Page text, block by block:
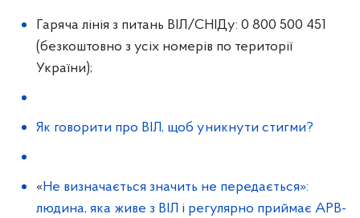
Гаряча лінія з питань ВІЛ/СНІДу: 0 800 500 451
(безкоштовно з усіх номерів по території
України);
Як говорити про ВІЛ, щоб уникнути стигми?
«Не визначається значить не передається»:
людина, яка живе з ВІЛ і регулярно приймає АРВ-